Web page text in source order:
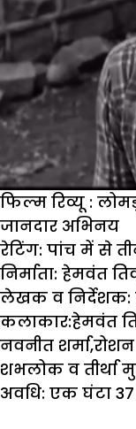
फिल्म रिव्यू :
जानदार अभिनय
रेटिंग: पांच में से
निर्माता: हेमवंत
लेखक व निर्देशक:
कलाकार:हेमवंत
नवनीत शर्मा,रोशन
शभलोक व तीर्था
अवधि: एक घंटा 37